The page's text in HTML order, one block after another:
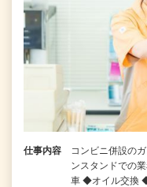
仕事内容
コンビニ併設の
ンスタンドでの
車 ◆オイル交換